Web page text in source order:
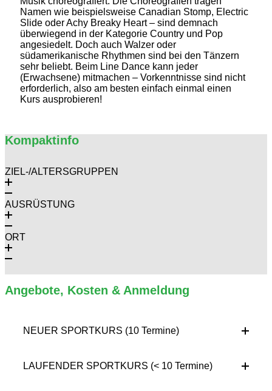
Namen wie beispielsweise Canadian Stomp, Electric
Slide oder Achy Breaky Heart – sind demnach
überwiegend in der Kategorie Country und Pop
angesiedelt. Doch auch Walzer oder
südamerikanische Rhythmen sind bei den Tänzern
sehr beliebt. Beim Line Dance kann jeder
(Erwachsene) mitmachen – Vorkenntnisse sind nicht
erforderlich, also am besten einfach einmal einen
Kurs ausprobieren!
Kompaktinfo
ZIEL-/ALTERSGRUPPEN
AUSRÜSTUNG
ORT
Angebote, Kosten & Anmeldung
NEUER SPORTKURS (10 Termine)
LAUFENDER SPORTKURS (< 10 Termine)